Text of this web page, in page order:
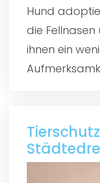
Hund
die
ihnen ein